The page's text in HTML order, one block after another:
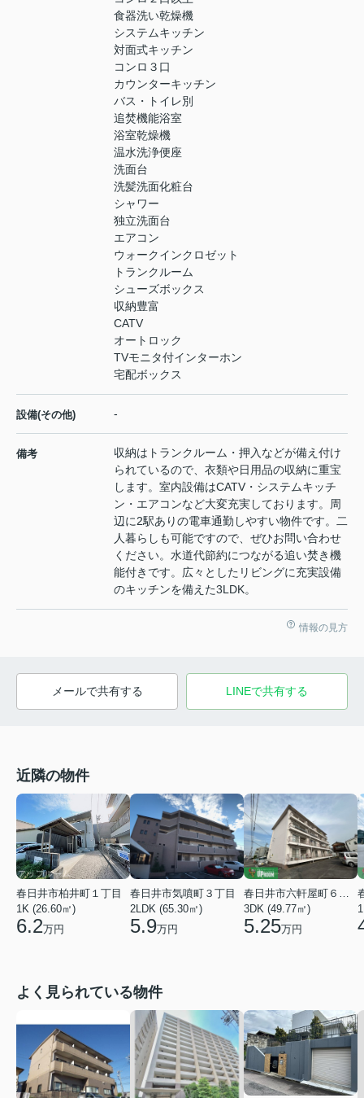
食器洗い乾燥機
システムキッチン
対面式キッチン
コンロ３口
カウンターキッチン
バス・トイレ別
追焚機能浴室
浴室乾燥機
温水洗浄便座
洗面台
洗髪洗面化粧台
シャワー
独立洗面台
エアコン
ウォークインクロゼット
トランクルーム
シューズボックス
収納豊富
CATV
オートロック
TVモニタ付インターホン
宅配ボックス
設備(その他) -
備考
収納はトランクルーム・押入などが備え付け
られているので、衣類や日用品の収納に重宝
します。室内設備はCATV・システムキッチ
ン・エアコンなど大変充実しております。周
辺に2駅ありの電車通勤しやすい物件です。二
人暮らしも可能ですので、ぜひお問い合わせ
ください。水道代節約につながる追い焚き機
能付きです。広々としたリビングに充実設備
のキッチンを備えた3LDK。
情報の見方
メールで共有する LINEで共有する
近隣の物件
春日井市柏井町１丁目
1K (26.60㎡)
6.2万円
春日井市気噴町３丁目
2LDK (65.30㎡)
5.9万円
春日井市六軒屋町６丁目
3DK (49.77㎡)
5.25万円
よく見られている物件